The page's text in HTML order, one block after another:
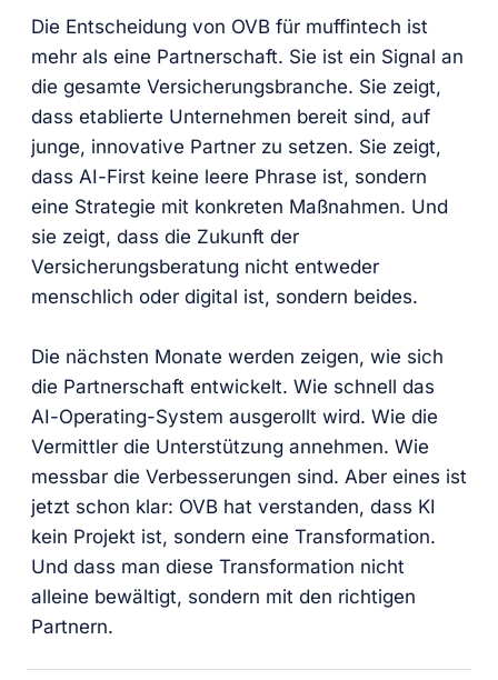
Die Entscheidung von OVB für muffintech ist
mehr als eine Partnerschaft. Sie ist ein Signal an
die gesamte Versicherungsbranche. Sie zeigt,
dass etablierte Unternehmen bereit sind, auf
junge, innovative Partner zu setzen. Sie zeigt,
dass AI-First keine leere Phrase ist, sondern
eine Strategie mit konkreten Maßnahmen. Und
sie zeigt, dass die Zukunft der
Versicherungsberatung nicht entweder
menschlich oder digital ist, sondern beides.
Die nächsten Monate werden zeigen, wie sich
die Partnerschaft entwickelt. Wie schnell das
AI-Operating-System ausgerollt wird. Wie die
Vermittler die Unterstützung annehmen. Wie
messbar die Verbesserungen sind. Aber eines ist
jetzt schon klar: OVB hat verstanden, dass KI
kein Projekt ist, sondern eine Transformation.
Und dass man diese Transformation nicht
alleine bewältigt, sondern mit den richtigen
Partnern.